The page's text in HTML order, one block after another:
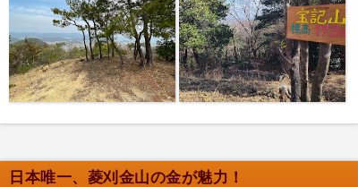
日本唯一、菱刈金山の金が魅力！